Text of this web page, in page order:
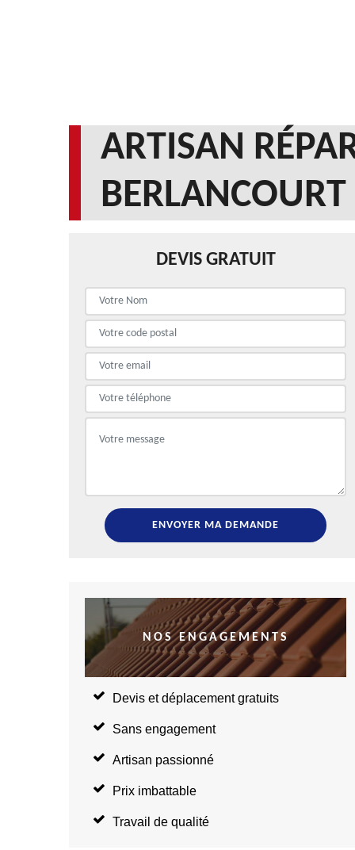
ARTISAN
DEVIS GRATUIT
NOS ENGAGEMENTS
Devis et déplacement gratuits
Sans engagement
Artisan passionné
Prix imbattable
Travail de qualité